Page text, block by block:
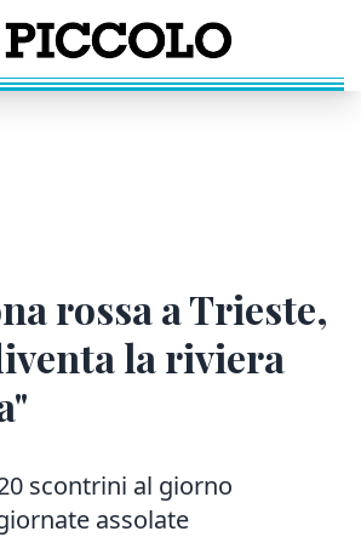
rossa a Trieste,
la riviera
scontrini al giorno
assolate